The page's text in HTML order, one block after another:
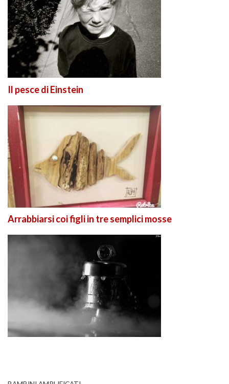
Il pesce di Einstein
Arrabbiarsi coi figli in tre semplici mosse